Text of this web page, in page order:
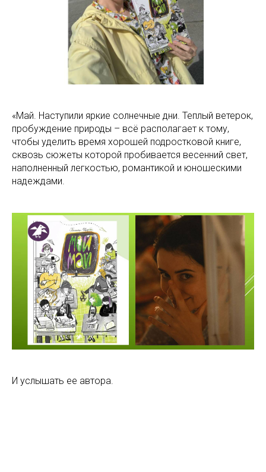
«Май. Наступили яркие солнечные дни. Теплый ветерок,
пробуждение природы – всё располагает к тому,
чтобы уделить время хорошей подростковой книге,
сквозь сюжеты которой пробивается весенний свет,
наполненный легкостью, романтикой и юношескими
надеждами.
И услышать ее автора.